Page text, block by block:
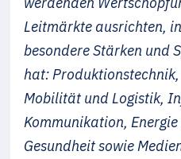
Leitmärkte ausrichten,
besondere Stärken und
hat:
Mobilität und Logistik,
Kommunikation,
Gesundheit sowie